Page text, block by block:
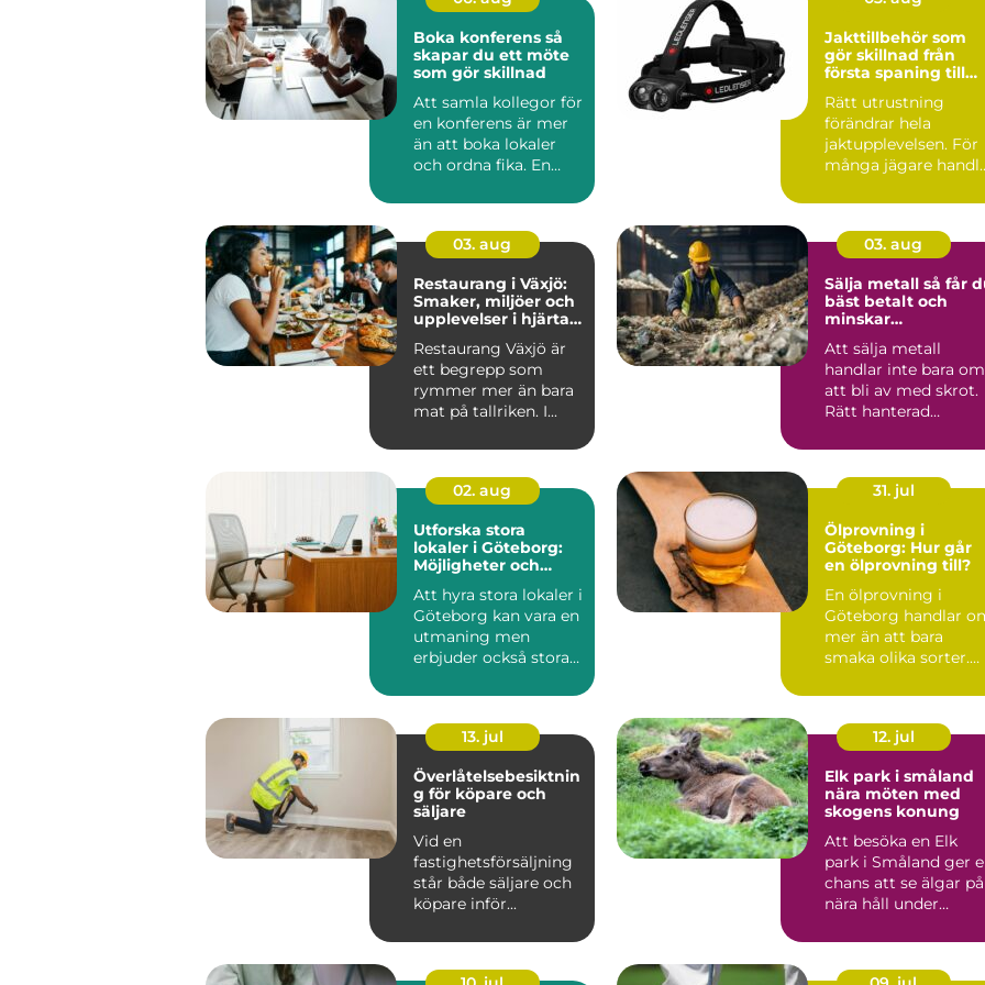
Boka konferens så
skapar du ett möte
som gör skillnad
Att samla kollegor för
en konferens är mer
än att boka lokaler
och ordna fika. En
Jakttillbehör som
gör skillnad från
första spaning till
Rätt utrustning
förändrar hela
jaktupplevelsen. För
många jägare
mest pr...
03. aug
Restaurang i Växjö:
Smaker, miljöer och
upplevelser i hjärtat
Restaurang Växjö är
ett begrepp som
rymmer mer än bara
mat på tallriken. I...
03. aug
Sälja metall så får du
bäst betalt och
minskar
Att sälja metall
handlar inte bara om
att bli av med skrot.
Rätt hanterad
vär...
02. aug
Utforska stora
lokaler i Göteborg:
Möjligheter och
Att hyra stora lokaler i
Göteborg kan vara en
utmaning men
erbjuder också stora
31. jul
Ölprovning i
Göteborg: Hur går
en ölprovning till?
En ölprovning i
Göteborg handlar
mer än att bara
smaka olika sorter.
13. jul
Överlåtelsebesiktnin
g för köpare och
säljare
Vid en
fastighetsförsäljning
står både säljare och
köpare inför...
12. jul
Elk park i småland
nära möten med
skogens konung
Att besöka en Elk
park i Småland ger
chans att se älgar på
nära håll under
for...